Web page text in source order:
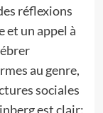
réflexions
et un appel à
au genre,
sociales
est clair: